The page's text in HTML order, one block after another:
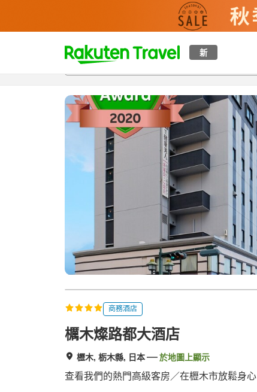
新
t
p
a
g
e
概覽房間及住宿方案 評價設施
商務酒店
櫔木燦路都大酒店
櫪木, 栃木縣, 日本 於地圖上顯示
查看我們的熱門高級客房／在櫪木市放鬆身心